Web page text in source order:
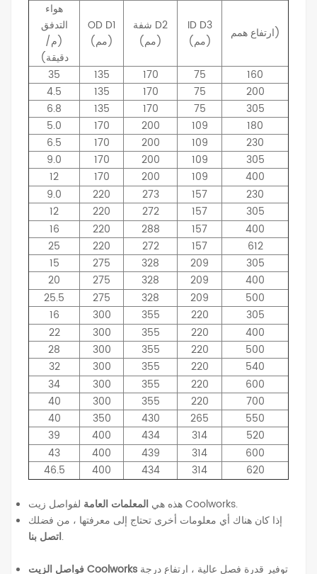
هواء
التدفق
(م/
دقيقة)
OD D1
(مم)
شفة D2
(مم)
ID D3
(مم)
ارتفاعهمم)
35 135 170 75
160
4.5
135 170 75
200
6.8
135 170 75
305
5.0
170 200 109
180
6.5
170 200 109
230
9.0
170 200 109
305
12
170 200 109
400
9.0
220 273 157
230
12
220 272 157
305
16
220 288 157
400
25
220 272 157
612
15
275 328 209
305
20
275 328 209
400
25.5
275 328 209
500
16
300 355 220
305
22
300 355 220
400
28
300 355 220
500
32
300 355 220
540
34
300 355 220
600
40
300 355 220
700
40
350 430 265
550
39
400 434 314
520
43
400 439 314
600
46.5
400 434 314 620
هذه هي المعلمات العامة
لفواصل زيت Coolworks.
إذا كان هناك أي معلومات أخرى تحتاج إلى معرفتها ، من فضلك
اتصل بنا.
فواصل الزيت Coolworks